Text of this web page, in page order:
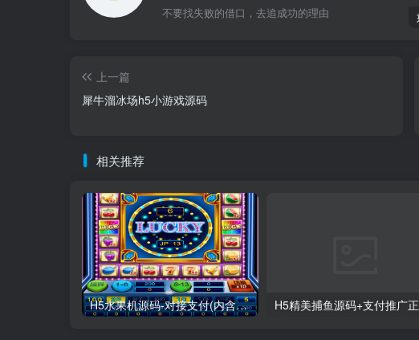
不要找失败的借口，去追成功的理由
上一篇
犀牛溜冰场h5小游戏源码
相关推荐
H5水果机源码-对接支付(内含视频搭建教程)